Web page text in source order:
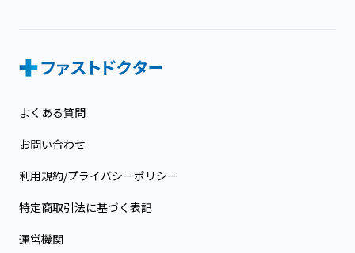
よくある質問
お問い合わせ
利用規約/プライバシーポリシー
特定商取引法に基づく表記
運営機関